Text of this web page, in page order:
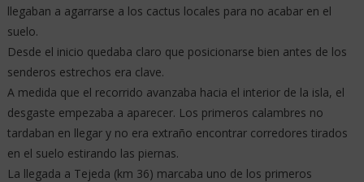
llegaban a agarrarse a los cactus locales para no acabar en el
suelo.
Desde el inicio quedaba claro que posicionarse bien antes de los
senderos estrechos era clave.
A medida que el recorrido avanzaba hacia el interior de la isla, el
desgaste empezaba a aparecer. Los primeros calambres no
tardaban en llegar y no era extraño encontrar corredores tirados
en el suelo estirando las piernas.
La llegada a Tejeda (km 36) marcaba uno de los primeros